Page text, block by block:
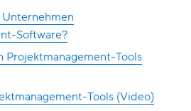
Software?
Projektmanagement-Tools
Tools (Video)